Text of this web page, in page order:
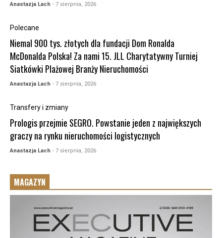
Anastazja Lach - 7 sierpnia, 2026
Polecane
Niemal 900 tys. złotych dla fundacji Dom Ronalda
McDonalda Polska! Za nami 15. JLL Charytatywny Turniej
Siatkówki Plażowej Branży Nieruchomości
Anastazja Lach - 7 sierpnia, 2026
Transfery i zmiany
Prologis przejmie SEGRO. Powstanie jeden z największych
graczy na rynku nieruchomości logistycznych
Anastazja Lach - 7 sierpnia, 2026
MAGAZYN